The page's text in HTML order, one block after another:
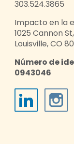
303.524.3865
Impacto en la
1025 Cannon
Louisville, CO
Número de
0943046